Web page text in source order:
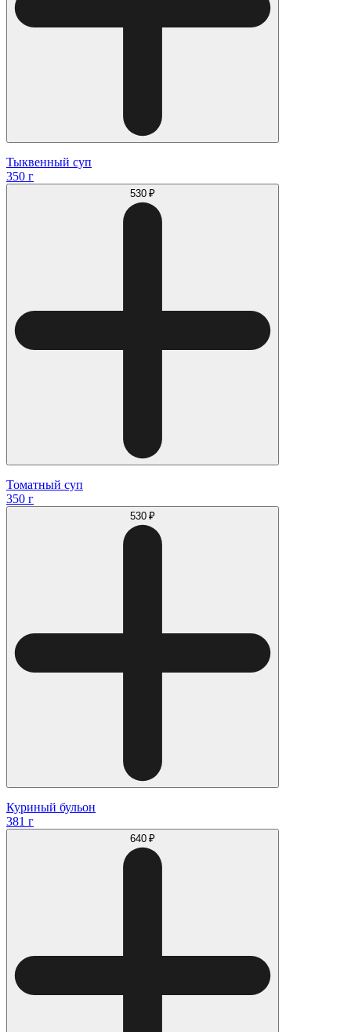
Тыквенный суп
350 г
530 ₽
Томатный суп
350 г
530 ₽
Куриный бульон
381 г
640 ₽